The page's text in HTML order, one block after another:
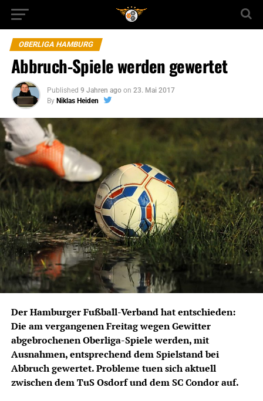
OBERLIGA HAMBURG
Abbruch-Spiele werden gewertet
Published 9 Jahren ago on 23. Mai 2017
By Niklas Heiden
Der Hamburger Fußball-Verband hat entschieden:
Die am vergangenen Freitag wegen Gewitter
abgebrochenen Oberliga-Spiele werden, mit
Ausnahmen, entsprechend dem Spielstand bei
Abbruch gewertet. Probleme tuen sich aktuell
zwischen dem TuS Osdorf und dem SC Condor auf.